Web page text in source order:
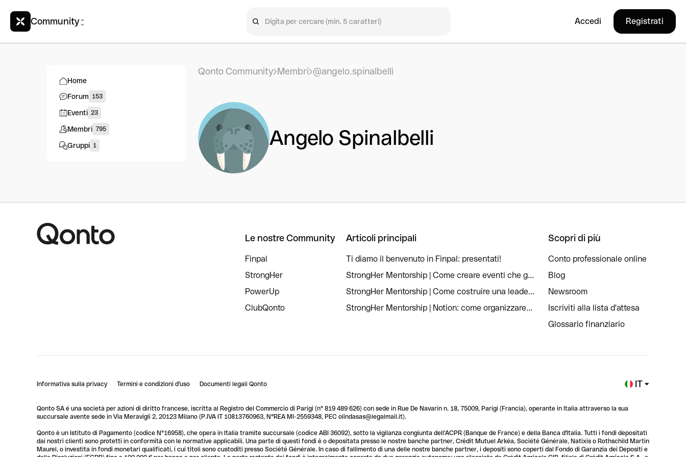
Community Accedi Registrati
Home
Forum 153
Eventi 23
Membri 795
Gruppi 1
Qonto Community Membri @angelo.spinalbelli
Angelo Spinalbelli
Le nostre Community
Finpal
StrongHer
PowerUp
ClubQonto
Articoli principali
Ti diamo il benvenuto in Finpal: presentati!
StrongHer Mentorship | Come creare eventi che g...
StrongHer Mentorship | Come costruire una leade...
StrongHer Mentorship | Notion: come organizzare...
Scopri di più
Conto professionale online
Blog
Newsroom
Iscriviti alla lista d'attesa
Glossario finanziario
Informativa sulla privacy Termini e condizioni d'uso Documenti legali Qonto IT
Qonto SA é una società per azioni di diritto francese, iscritta al Registro del Commercio di Parigi (n° 819 489 626) con sede in Rue De Navarin n. 18, 75009, Parigi (Francia), operante in Italia attraverso la sua
succursale avente sede in Via Meravigli 2, 20123 Milano (P.IVA IT 10813760963, N°REA MI-2559348, PEC olindasas@legalmail.it).
Qonto è un Istituto di Pagamento (codice N°16958), che opera in Italia tramite succursale (codice ABI 36092), sotto la vigilanza congiunta dell'ACPR (Banque de France) e della Banca d'Italia. Tutti i fondi depositati
dai nostri clienti sono protetti in conformità con le normative applicabili. Una parte di questi fondi è o depositata presso le nostre banche partner, Crédit Mutuel Arkéa, Société Générale, Natixis o Rothschild Martin
Maurel, o investita in fondi monetari qualificati, i cui titoli sono custoditi presso Société Générale. In caso di fallimento di una delle nostre banche partner, i depositi sono coperti dal Fondo di Garanzia dei Depositi e